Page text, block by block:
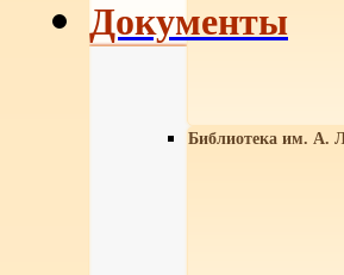
Библиотека им. А.
Документы